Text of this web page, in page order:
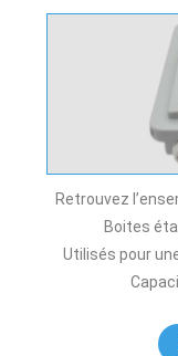
Retrouvez
Boites
Utilisés pour